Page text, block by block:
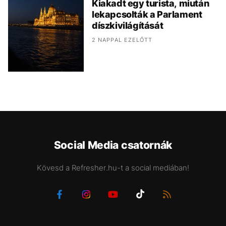
Kiakadt egy turista, miután
lekapcsolták a Parlament
díszkivilágítását
2 NAPPAL EZELŐTT
Social Media csatornák
Kövesd a Refresher.hu-t a social mediában!